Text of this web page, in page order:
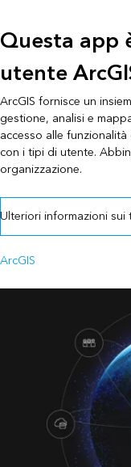
Questa app
utente
ArcGIS fornisce un
gestione, analisi e
accesso alle
con i tipi di utente.
organizzazione.
Ulteriori informazioni
ArcGIS